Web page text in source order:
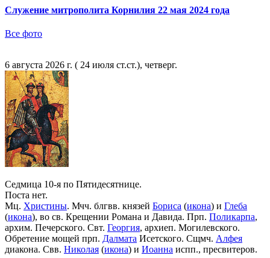
Служение митрополита Корнилия 22 мая 2024 года
Все фото
6 августа 2026 г. ( 24 июля ст.ст.), четверг.
Седмица 10-я по Пятидесятнице.
Поста нет.
Мц. Христины. Мчч. блгвв. князей Бориса (икона) и Глеба
(икона), во св. Крещении Романа и Давида. Прп. Поликарпа,
архим. Печерского. Свт. Георгия, архиеп. Могилевского.
Обретение мощей прп. Далмата Исетского. Сщмч. Алфея
диакона. Свв. Николая (икона) и Иоанна испп., пресвитеров.